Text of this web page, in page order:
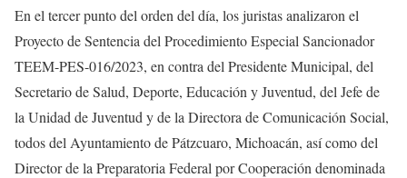
En el tercer punto del orden del día, los juristas analizaron el
Proyecto de Sentencia del Procedimiento Especial Sancionador
TEEM-PES-016/2023, en contra del Presidente Municipal, del
Secretario de Salud, Deporte, Educación y Juventud, del Jefe de
la Unidad de Juventud y de la Directora de Comunicación Social,
todos del Ayuntamiento de Pátzcuaro, Michoacán, así como del
Director de la Preparatoria Federal por Cooperación denominada